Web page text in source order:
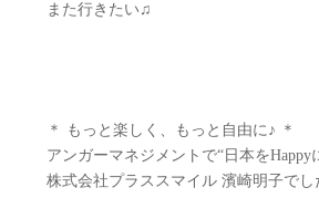
また行きたい♫
＊ もっと楽しく、もっと自由に♪ ＊
アンガーマネジメントで“日本をHappy
株式会社プラススマイル 濱崎明子でし